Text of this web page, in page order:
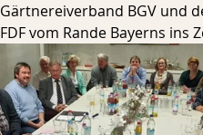
Gärtnereiverband BGV und
FDF vom Rande Bayerns